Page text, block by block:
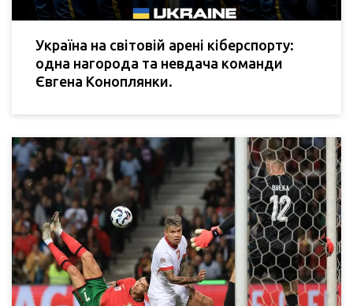
Україна на світовій арені кіберспорту:
одна нагорода та невдача команди
Євгена Коноплянки.